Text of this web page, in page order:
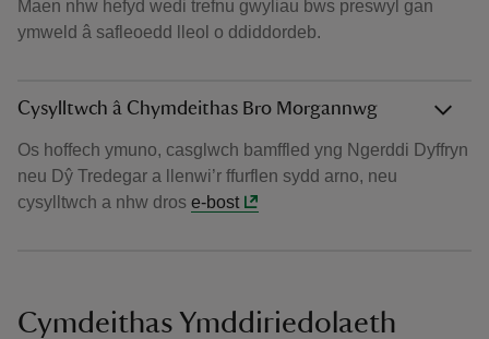
Maen nhw hefyd wedi trefnu gwyliau bws preswyl gan
ymweld â safleoedd lleol o ddiddordeb.
Cysylltwch â Chymdeithas Bro Morgannwg
Os hoffech ymuno, casglwch bamffled yng Ngerddi Dyffryn
neu Dŷ Tredegar a llenwi’r ffurflen sydd arno, neu
cysylltwch a nhw dros e-bost
Cymdeithas Ymddiriedolaeth